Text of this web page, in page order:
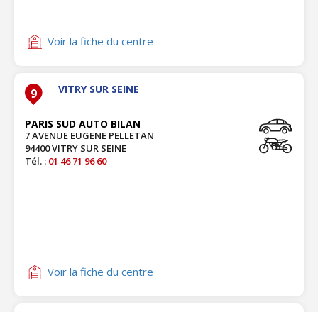
Voir la fiche du centre
9 VITRY SUR SEINE
PARIS SUD AUTO BILAN
7 AVENUE EUGENE PELLETAN
94400 VITRY SUR SEINE
Tél. : 01 46 71 96 60
Voir la fiche du centre